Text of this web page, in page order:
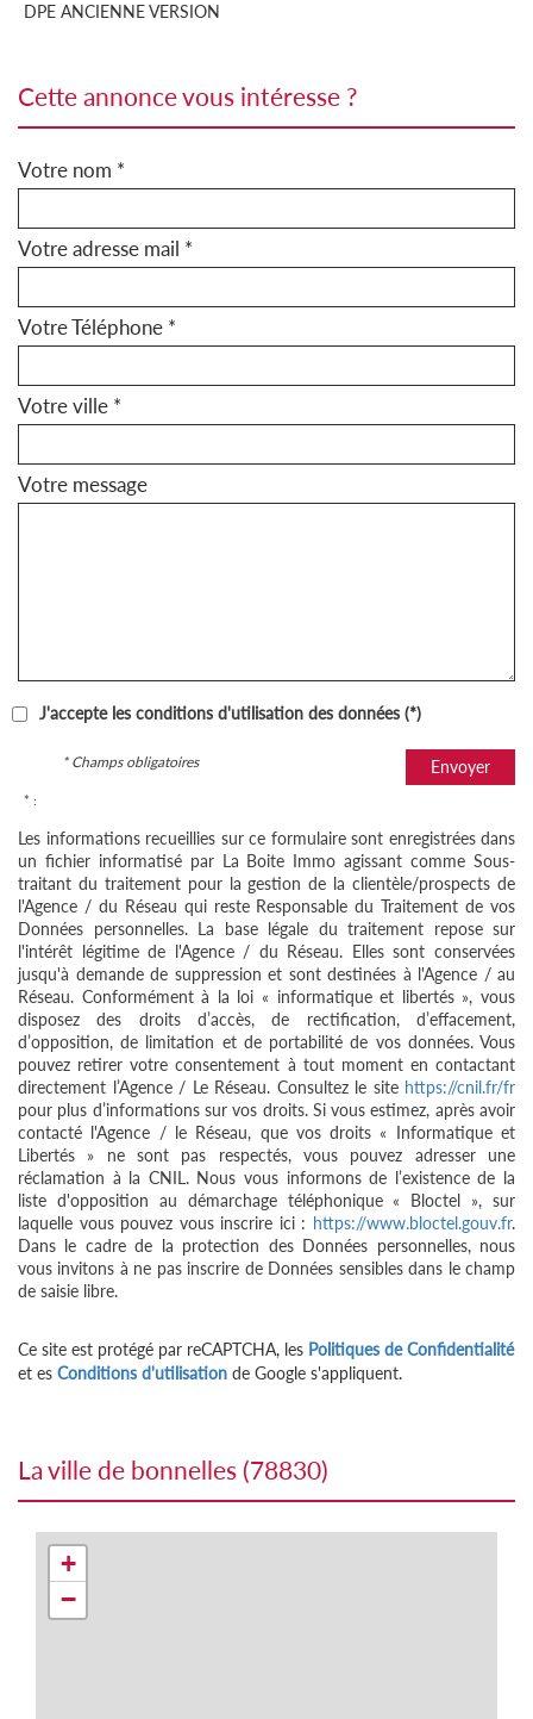
DPE ANCIENNE VERSION
cette annonce vous intéresse ?
Votre nom *
Votre adresse mail *
Votre Téléphone *
Votre ville *
Votre message
J'accepte les conditions d'utilisation des données (*)
Envoyer
* Champs obligatoires
* :
Les informations recueillies sur ce formulaire sont enregistrées dans
un fichier informatisé par La Boite Immo agissant comme Sous-
traitant du traitement pour la gestion de la clientèle/prospects de
l'Agence / du Réseau qui reste Responsable du Traitement de vos
Données personnelles. La base légale du traitement repose sur
l'intérêt légitime de l'Agence / du Réseau. Elles sont conservées
jusqu'à demande de suppression et sont destinées à l'Agence / au
Réseau. Conformément à la loi « informatique et libertés », vous
disposez des droits d’accès, de rectification, d’effacement,
d’opposition, de limitation et de portabilité de vos données. Vous
pouvez retirer votre consentement à tout moment en contactant
directement l’Agence / Le Réseau. Consultez le site https://cnil.fr/fr
pour plus d’informations sur vos droits. Si vous estimez, après avoir
contacté l'Agence / le Réseau, que vos droits « Informatique et
Libertés » ne sont pas respectés, vous pouvez adresser une
réclamation à la CNIL. Nous vous informons de l’existence de la
liste d'opposition au démarchage téléphonique « Bloctel », sur
laquelle vous pouvez vous inscrire ici : https://www.bloctel.gouv.fr.
Dans le cadre de la protection des Données personnelles, nous
vous invitons à ne pas inscrire de Données sensibles dans le champ
de saisie libre.
Ce site est protégé par reCAPTCHA, les Politiques de Confidentialité
et es Conditions d'utilisation de Google s'appliquent.
la ville de bonnelles (78830)
+
−